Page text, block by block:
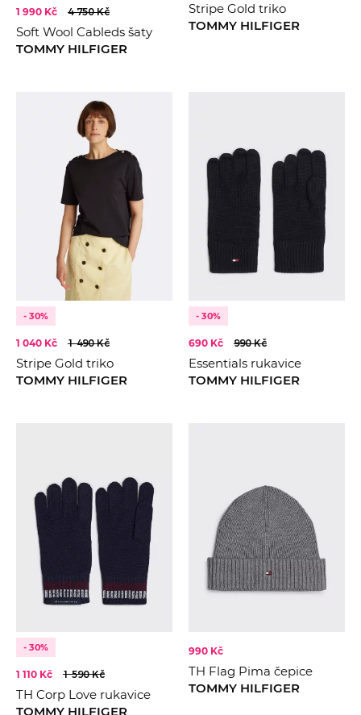
1 990 Kč 4 750 Kč
Soft Wool Cableds šaty
TOMMY HILFIGER
Stripe Gold triko
TOMMY HILFIGER
- 30%
1 040 Kč 1 490 Kč
Stripe Gold triko
TOMMY HILFIGER
- 30%
690 Kč 990 Kč
Essentials rukavice
TOMMY HILFIGER
- 30%
1 110 Kč 1 590 Kč
TH Corp Love rukavice
TOMMY HILFIGER
990 Kč
TH Flag Pima čepice
TOMMY HILFIGER